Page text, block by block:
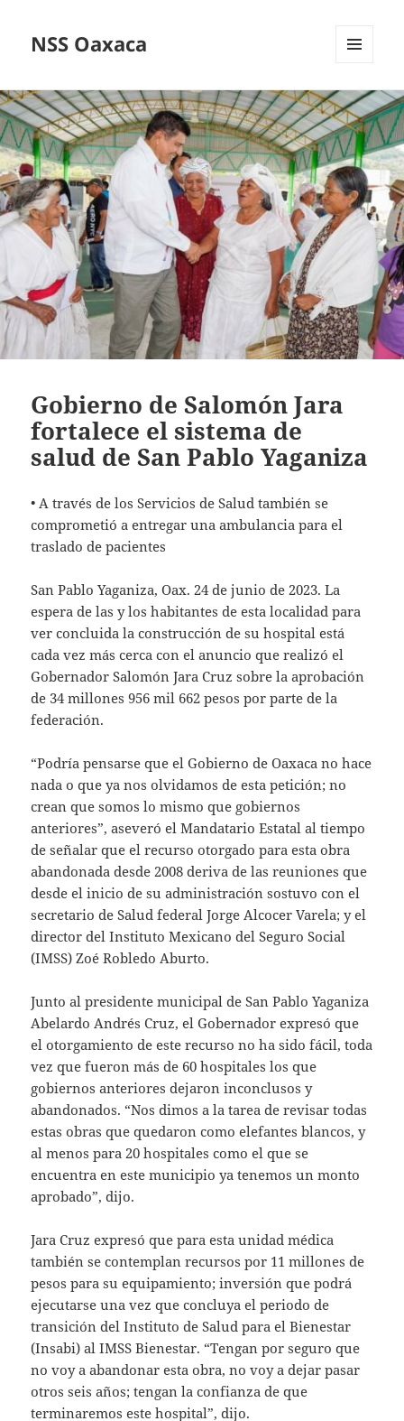
NSS Oaxaca
WIDGETS
Gobierno de Salomón Jara
fortalece el sistema de
salud de San Pablo Yaganiza
• A través de los Servicios de Salud también se
comprometió a entregar una ambulancia para el
traslado de pacientes
San Pablo Yaganiza, Oax. 24 de junio de 2023. La
espera de las y los habitantes de esta localidad para
ver concluida la construcción de su hospital está
cada vez más cerca con el anuncio que realizó el
Gobernador Salomón Jara Cruz sobre la aprobación
de 34 millones 956 mil 662 pesos por parte de la
federación.
“Podría pensarse que el Gobierno de Oaxaca no hace
nada o que ya nos olvidamos de esta petición; no
crean que somos lo mismo que gobiernos
anteriores”, aseveró el Mandatario Estatal al tiempo
de señalar que el recurso otorgado para esta obra
abandonada desde 2008 deriva de las reuniones que
desde el inicio de su administración sostuvo con el
secretario de Salud federal Jorge Alcocer Varela; y el
director del Instituto Mexicano del Seguro Social
(IMSS) Zoé Robledo Aburto.
Junto al presidente municipal de San Pablo Yaganiza
Abelardo Andrés Cruz, el Gobernador expresó que
el otorgamiento de este recurso no ha sido fácil, toda
vez que fueron más de 60 hospitales los que
gobiernos anteriores dejaron inconclusos y
abandonados. “Nos dimos a la tarea de revisar todas
estas obras que quedaron como elefantes blancos, y
al menos para 20 hospitales como el que se
encuentra en este municipio ya tenemos un monto
aprobado”, dijo.
Jara Cruz expresó que para esta unidad médica
también se contemplan recursos por 11 millones de
pesos para su equipamiento; inversión que podrá
ejecutarse una vez que concluya el periodo de
transición del Instituto de Salud para el Bienestar
(Insabi) al IMSS Bienestar. “Tengan por seguro que
no voy a abandonar esta obra, no voy a dejar pasar
otros seis años; tengan la confianza de que
terminaremos este hospital”, dijo.